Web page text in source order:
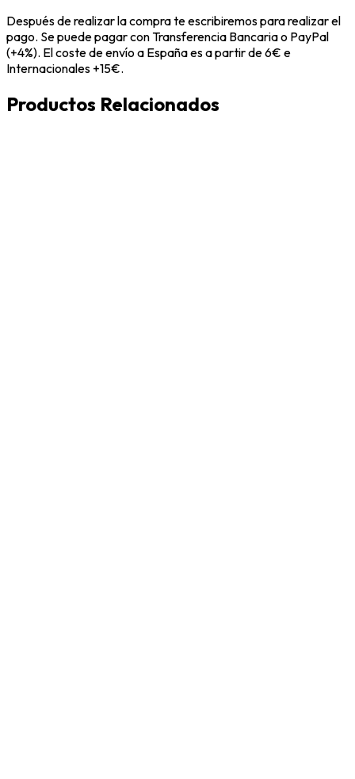
Después de realizar la compra te escribiremos para realizar el
pago. Se puede pagar con Transferencia Bancaria o PayPal
(+4%). El coste de envío a España es a partir de 6€ e
Internacionales +15€.
Productos Relacionados